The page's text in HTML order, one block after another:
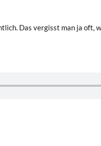
Das vergisst man ja